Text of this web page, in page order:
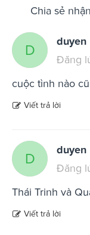
Chia sẻ
D
duyen
Đăng
cuộc tình nào
Viết trả lời
D
duyen
Đăng
Thái Trinh và
Viết trả lời